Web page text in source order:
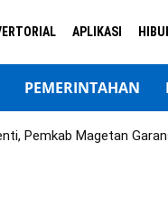
APLIKASI
PEMERINTAHAN
Pemkab Magetan